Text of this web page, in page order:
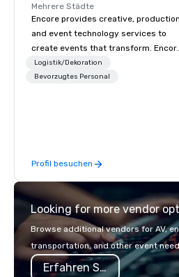
Mehrere Städte
Encore provides creative, production
and event technology services to
create events that transform. Encore
creates memorable event
that engage and transform
creative, advanced technology,
digital, environmental, staging, and
digital solutions for hybrid, virtual
in-person events of any type.
Logistik/Dekoration
Bevorzugtes Personal
Profil besuchen
Looking for more vendor
Browse additional vendors for AV,
transportation, and other event
Erfahren Sie mehr